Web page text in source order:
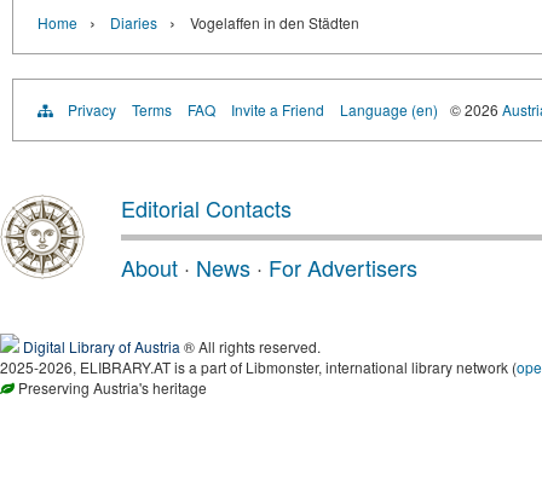
Home › Diaries › Vogelaffen in den Städten
Privacy Terms FAQ Invite a Friend Language (en) © 2026
Editorial Contacts
About · News · For Advertisers
Digital Library of Austria ® All rights reserved.
2025-2026, ELIBRARY.AT is a part of Libmonster, international library network (
Preserving Austria's heritage